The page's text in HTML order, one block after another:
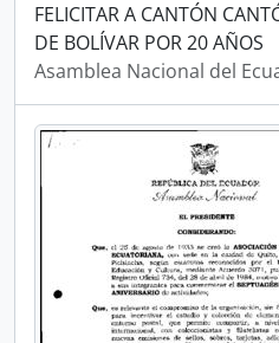
FELICITAR A CANTÓN
DE BOLÍVAR POR 20 AÑOS
Asamblea Nacional del